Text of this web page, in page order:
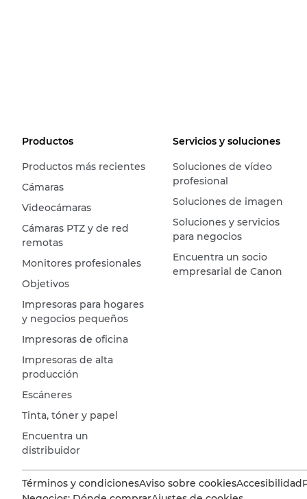
Productos
Productos más recientes
Cámaras
Videocámaras
Cámaras PTZ y de red
remotas
Monitores profesionales
Objetivos
Impresoras para hogares
y negocios pequeños
Impresoras de oficina
Impresoras de alta
producción
Escáneres
Tinta, tóner y papel
Encuentra un
distribuidor
Servicios y soluciones
Soluciones de vídeo
profesional
Soluciones de imagen
Soluciones y servicios
para negocios
Encuentra un socio
empresarial de Canon
Términos y condicionesAviso sobre cookiesAccesibilidad